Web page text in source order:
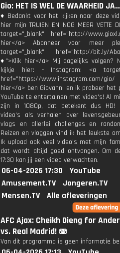
Gio: HET IS WEL DE WAARHEID
♦ Bedankt voor het kijken naar deze
hier mijn TRUIEN EN NOG MEER VETTE
target="_blank" href="http://
hier</a> Abonneer voor meer
target="_blank" href="http://bit.ly/
♦">Klik hier</a> Mij dagelijks volgen?
kijkje hier: - Instagram: <a
href="https://www.instagram.com/
hier</a> ben Giovanni en ik probeer het
YouTube te entertainen met video's! Al
zijn in 1080p, dat betekent dus HD!
video's als verhalen over
vlogs en allerlei challenges en
Reizen en vloggen vind ik het leukste
Ik upload ook veel video's met mijn
dat wordt altijd goed ontvangen. Om
17:30 kan jij een video verwachten.
06-04-2026 17:30
YouTube
Amusement.TV
Jongeren.TV
Mensen.TV
Alle afleveringen
AFC Ajax: Cheikh Dieng for
vs. Real Madrid! 🫨
Van dit programma is geen informatie